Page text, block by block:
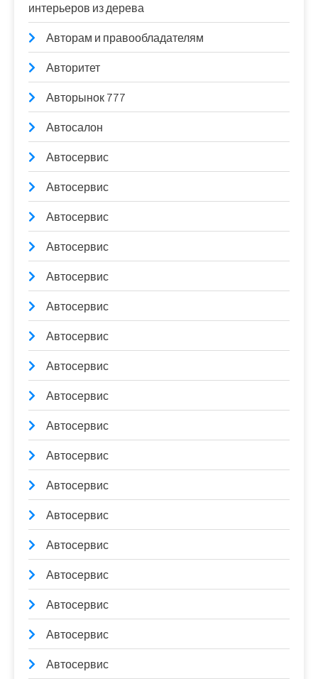
интерьеров из дерева
Авторам и правообладателям
Авторитет
Авторынок 777
Автосалон
Автосервис
Автосервис
Автосервис
Автосервис
Автосервис
Автосервис
Автосервис
Автосервис
Автосервис
Автосервис
Автосервис
Автосервис
Автосервис
Автосервис
Автосервис
Автосервис
Автосервис
Автосервис